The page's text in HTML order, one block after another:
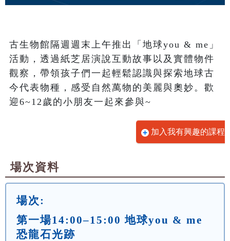
古生物館隔週週末上午推出「地球you & me」
活動，透過紙芝居演說互動故事以及實體物件
觀察，帶領孩子們一起輕鬆認識與探索地球古
今代表物種，感受自然萬物的美麗與奧妙。歡
迎6~12歲的小朋友一起來參與~
加入我有興趣的課程
場次資料
場次:
第一場14:00–15:00 地球you & me
恐龍石光跡